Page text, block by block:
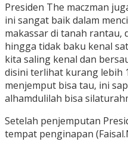
Presiden The maczman
ini sangat baik dalam
makassar di tanah rantau,
hingga tidak baku kenal
kita saling kenal dan
disini terlihat kurang lebih
menjemput bisa tau, ini
alhamdulilah bisa
Setelah penjemputan
tempat penginapan